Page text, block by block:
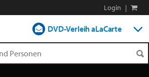
Login |
DVD-Verleih aLaCarte